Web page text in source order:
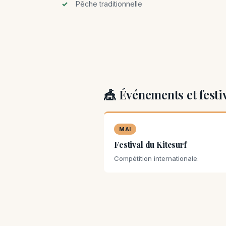
Pêche traditionnelle
🎪 Événements et
MAI
Festival du Kitesurf
Compétition internationale.